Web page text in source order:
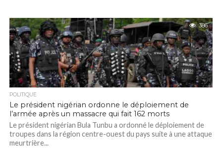
386
POLITIQUE
Le président nigérian ordonne le déploiement de
l’armée après un massacre qui fait 162 morts
Le président nigérian Bula Tunbu a ordonné le déploiement de
troupes dans la région centre-ouest du pays suite à une attaque
meurtrière...